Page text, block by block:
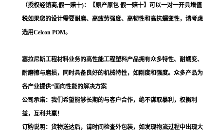
（授权经销商,假一赔十)：【原产原包 假一赔十】可以一对一开具增值
税如果您的设计需要耐磨、高疲劳强度、高韧性和高抗蠕变性，请考虑
选用Celcon POM。
塞拉尼斯工程材料业务的高性能工程塑料产品拥有众多特性、耐蠕变、
耐磨擦与磨损，同时具备良好的机械特性，如刚度和强度。众多产品为
各产业提供“面向性能的解决方案
公司承诺：我们希望能够长期的与客户合作，绝不谋取暴利，权衡利
益，互利共赢！
订购说明：货物送达后，请时间检查外包装，如发现物流过程中出现大